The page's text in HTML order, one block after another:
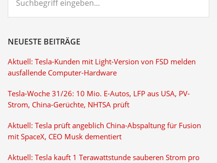
eingeben...
NEUESTE BEITRÄGE
Aktuell: Tesla-Kunden mit Light-Version von FSD melden
ausfallende Computer-Hardware
Tesla-Woche 31/26: 10 Mio. E-Autos, LFP aus USA, PV-
Strom, China-Gerüchte, NHTSA prüft
Aktuell: Tesla prüft angeblich China-Abspaltung für Fusion
mit SpaceX, CEO Musk dementiert
Aktuell: Tesla kauft 1 Terawattstunde sauberen Strom pro